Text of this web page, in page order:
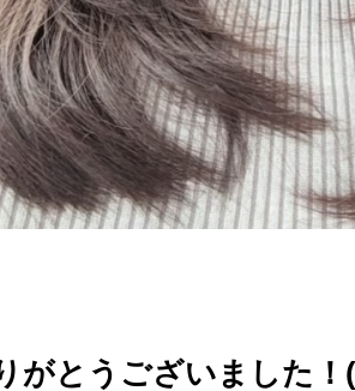
がとうございました！